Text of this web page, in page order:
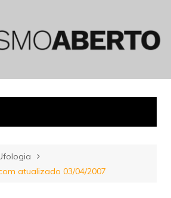
atualizado 03/04/2007